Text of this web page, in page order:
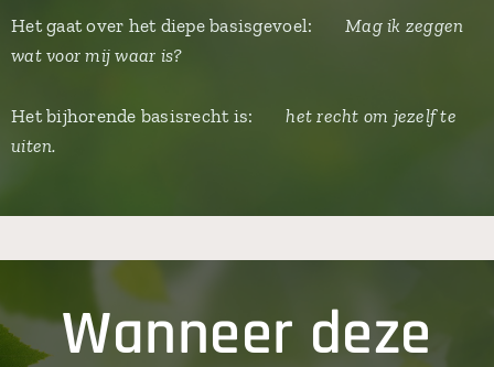
Het gaat over het diepe basisgevoel: 👉Mag ik zeggen
wat voor mij waar is?
Het bijhorende basisrecht is: 👉het recht om jezelf te
uiten.
Wanneer deze